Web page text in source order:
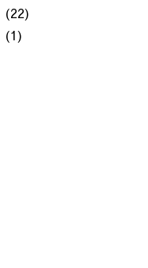
(22)
(1)